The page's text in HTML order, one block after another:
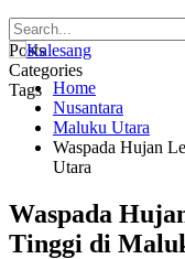
Posts
Categories
Tags Home
Nusantara
Maluku Utara
Waspada Hujan
Utara
Waspada
Tinggi di